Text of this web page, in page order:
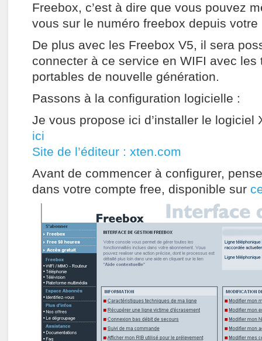
Freebox, c’est à dire que vous pouvez
vous sur le numéro freebox depuis votre
De plus avec les Freebox V5, il sera
connecter à ce service en WIFI avec les
portables de nouvelle génération.
Passons à la configuration logicielle :
Je vous propose ici d’installer le logiciel
ici
Site de l’éditeur : xten.com
Avant de commencer à configurer,
dans votre compte free, disponible sur